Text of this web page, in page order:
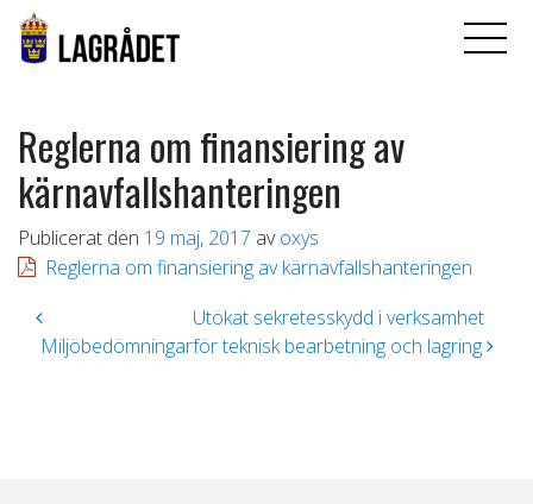
Reglerna om finansiering av
kärnavfallshanteringen
Publicerat den 19 maj, 2017 av oxys
Reglerna om finansiering av kärnavfallshanteringen
Inläggsnavigering
Miljöbedömningar
Utökat sekretesskydd i verksamhet
för teknisk bearbetning och lagring